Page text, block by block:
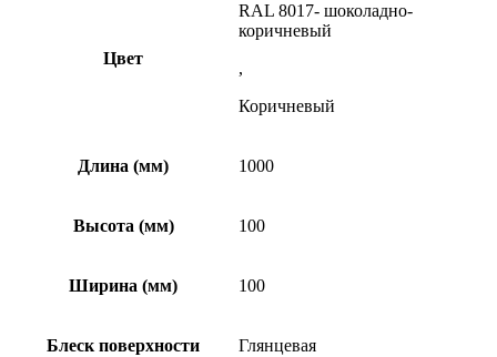
Цвет
RAL 8017- шоколадно-
коричневый
,
Коричневый
Длина (мм) 1000
Высота (мм) 100
Ширина (мм) 100
Блеск поверхности Глянцевая